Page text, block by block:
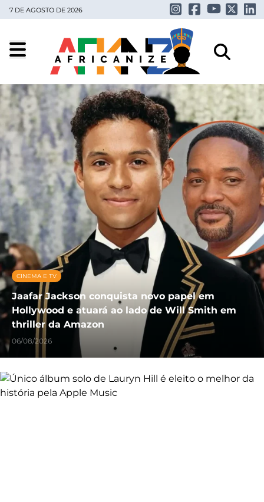
7 DE AGOSTO DE 2026
CINEMA E TV
Jaafar Jackson conquista novo papel em
Hollywood e atuará ao lado de Will Smith em
thriller da Amazon
06/08/2026